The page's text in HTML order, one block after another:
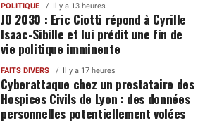
POLITIQUE Il y a 13 heures
JO 2030 : Eric Ciotti répond à Cyrille
Isaac-Sibille et lui prédit une fin de
vie politique imminente
FAITS DIVERS Il y a 17 heures
Cyberattaque chez un prestataire des
Hospices Civils de Lyon : des données
personnelles potentiellement volées